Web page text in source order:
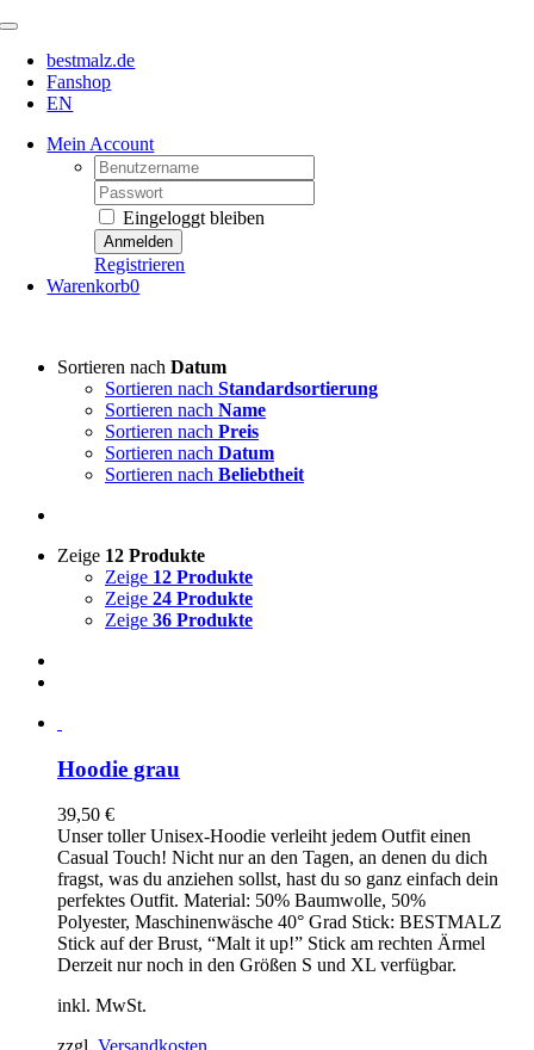
Zum
springen
Toggle
Navigationbestmalz.de
Fanshop
EN
Mein Account
Username:
Password:
Eingeloggt bleiben
Registrieren
Warenkorb0
Sortieren nach Datum
Sortieren nach Standardsortierung
Sortieren nach Name
Sortieren nach Preis
Sortieren nach Datum
Sortieren nach Beliebtheit
Zeige 12 Produkte
Zeige 12 Produkte
Zeige 24 Produkte
Zeige 36 Produkte
Hoodie grau
39,50 €
Unser toller Unisex-Hoodie verleiht jedem Outfit einen
Casual Touch! Nicht nur an den Tagen, an denen du dich
fragst, was du anziehen sollst, hast du so ganz einfach dein
perfektes Outfit. Material: 50% Baumwolle, 50%
Polyester, Maschinenwäsche 40° Grad Stick: BESTMALZ
Stick auf der Brust, “Malt it up!” Stick am rechten Ärmel
Derzeit nur noch in den Größen S und XL verfügbar.
inkl. MwSt.